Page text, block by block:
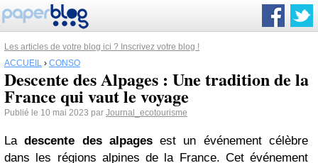
Les articles de votre blog ici ? Inscrivez votre blog !
ACCUEIL › CONSO
Descente des Alpages : Une tradition de la
France qui vaut le voyage
Publié le 10 mai 2023 par Journal_ecotourisme
Ladescente des alpagesest un événement célèbre
dans les régions alpines de la France. Cet événement